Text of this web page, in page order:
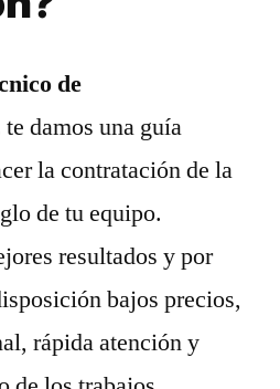
de
te damos una guía
la contratación de la
de tu equipo.
resultados y por
bajos precios,
rápida atención y